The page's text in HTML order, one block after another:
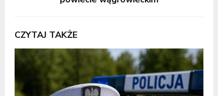
CZYTAJ TAKŻE